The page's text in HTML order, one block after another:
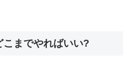
こまでやればいい?